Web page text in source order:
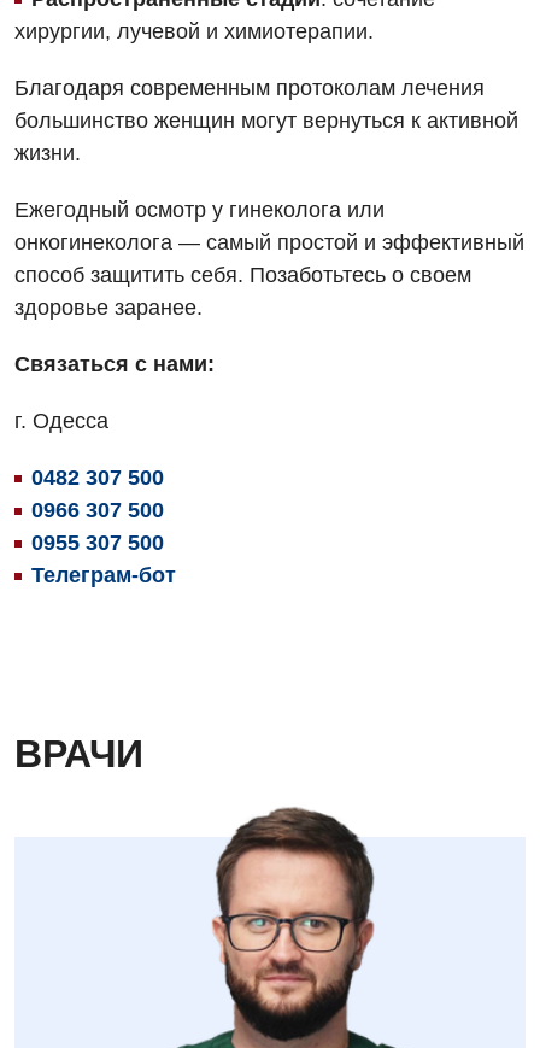
Для детей
Детская гастроэнтерология
Детская дерматовенерология
Детская кардиоревматология
Детская неврология
Детская ортопедия и травматология
Детская оториноларингология
Детская урология
Детская хирургия
хирургии, лучевой и химиотерапии.
Благодаря современным протоколам лечения
большинство женщин могут вернуться к активной
жизни.
Ежегодный осмотр у гинеколога или
онкогинеколога — самый простой и эффективный
способ защитить себя. Позаботьтесь о своем
здоровье заранее.
Связаться с нами:
г. Одесса
0482 307 500
0966 307 500
0955 307 500
Телеграм-бот
ВРАЧИ